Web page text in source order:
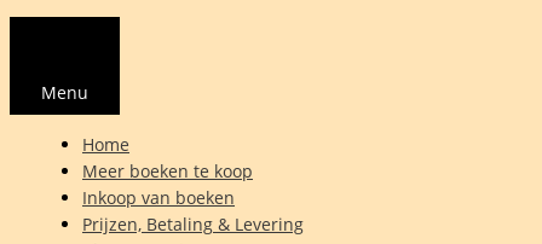
Menu
Home
Meer boeken te koop
Inkoop van boeken
Prijzen, Betaling & Levering